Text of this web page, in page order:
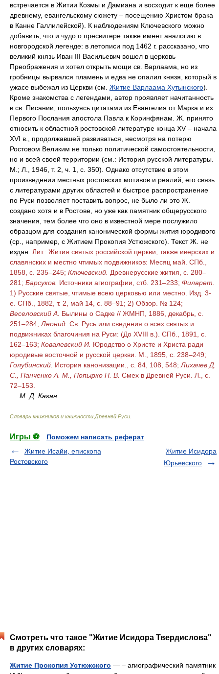
встречается в Житии Козмы и Дамиана и восходит к еще более
древнему, евангельскому сюжету – посещению Христом брака
в Канне Галлилейской). К наблюдениям Ключевского можно
добавить, что и чудо о пресвитере также имеет аналогию в
новгородской легенде: в летописи под 1462 г. рассказано, что
великий князь Иван III Васильевич вошел в церковь
Преображения и хотел открыть мощи св. Варлаама, но из
гробницы вырвался пламень и едва не опалил князя, который в
ужасе выбежал из Церкви (см. Житие Варлаама Хутынского).
Кроме знакомства с легендами, автор проявляет начитанность
в св. Писании, пользуясь цитатами из Евангелия от Марка и из
Первого Послания апостола Павла к Коринфянам. Ж. принято
относить к областной ростовской литературе конца XV – начала
XVI в., продолжавшей развиваться, несмотря на потерю
Ростовом Великим не только политической самостоятельности,
но и всей своей территории (см.: История русской литературы.
М.; Л., 1946, т. 2, ч. 1, с. 350). Однако отсутствие в этом
произведении местных ростовских мотивов и реалий, его связь
с литературами других областей и быстрое распространение
по Руси позволяет поставить вопрос, не было ли это Ж.
создано хотя и в Ростове, но уже как памятник общерусского
значения, тем более что оно в известной мере послужило
образцом для создания канонической формы жития юродивого
(ср., например, с Житием Прокопия Устюжского). Текст Ж. не
издан. Лит.: Жития святых российской церкви, также иверских и
славянских и местно чтимых подвижников: Месяц май. СПб.,
1858, с. 235–245; Ключевский. Древнерусские жития, с. 280–
281; Барсуков. Источники агиографии, стб. 231–233; Филарет.
1) Русские святые, чтимые всею церковью или местно. Изд. 3-
е. СПб., 1882, т. 2, май 14, с. 88–91; 2) Обзор. № 124;
Веселовский А. Былины о Садке // ЖМНП, 1886, декабрь, с.
251–284; Леонид. Св. Русь или сведения о всех святых и
подвижниках благочиния на Руси: (До XVIII в.). СПб., 1891, с.
162–163; Ковалевский И. Юродство о Христе и Христа ради
юродивые восточной и русской церкви. М., 1895, с. 238–249;
Голубинский. История канонизации., с. 84, 108, 548; Лихачев Д.
С., Панченко А. М., Попырко Н. В. Смех в Древней Руси. Л., с.
72–153.
М. Д. Каган
Словарь книжников и книжности Древней Руси
Игры ⚽
Поможем написать реферат
Житие Исайи, епископа
Ростовского
Житие Исидора
Юрьевского
Смотреть что такое "Житие Исидора Твердислова"
в других словарях:
Житие Прокопия Устюжского — – агиографический памятник